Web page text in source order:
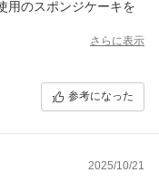
用のスポンジケーキを
、とても美味しく出来
るケーキは少しスポ
ないと思って問い合わ
さらに表示
参考になった
2025/10/21